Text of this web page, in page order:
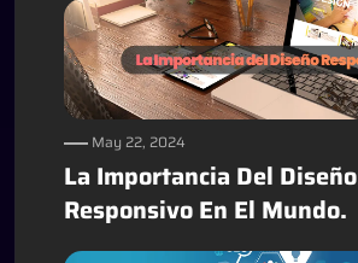
May 22, 2024
La Importancia Del Diseño
Responsivo En El Mundo.